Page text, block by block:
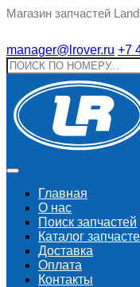
Магазин запчастей
manager@lrover.ru +7
Главная
О нас
Поиск запчастeй
Каталог
Доставка
Оплата
Контакты